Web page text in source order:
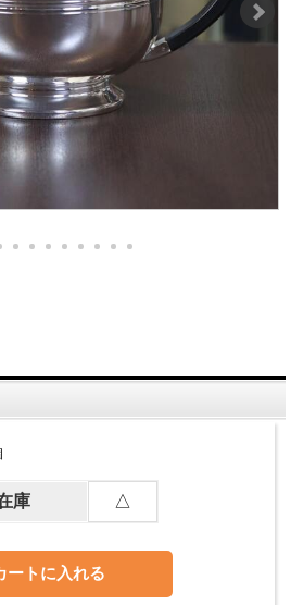
庫 △